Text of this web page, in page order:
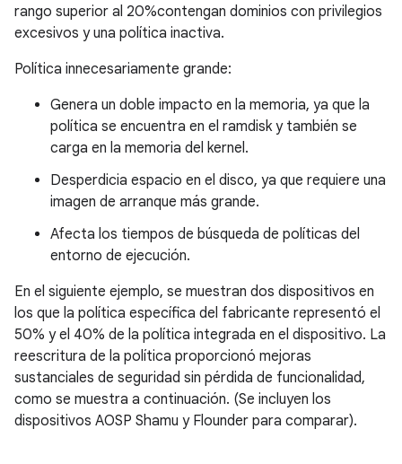
rango superior al 20%contengan dominios con privilegios
excesivos y una política inactiva.
Política innecesariamente grande:
Genera un doble impacto en la memoria, ya que la
política se encuentra en el ramdisk y también se
carga en la memoria del kernel.
Desperdicia espacio en el disco, ya que requiere una
imagen de arranque más grande.
Afecta los tiempos de búsqueda de políticas del
entorno de ejecución.
En el siguiente ejemplo, se muestran dos dispositivos en
los que la política específica del fabricante representó el
50% y el 40% de la política integrada en el dispositivo. La
reescritura de la política proporcionó mejoras
sustanciales de seguridad sin pérdida de funcionalidad,
como se muestra a continuación. (Se incluyen los
dispositivos AOSP Shamu y Flounder para comparar).